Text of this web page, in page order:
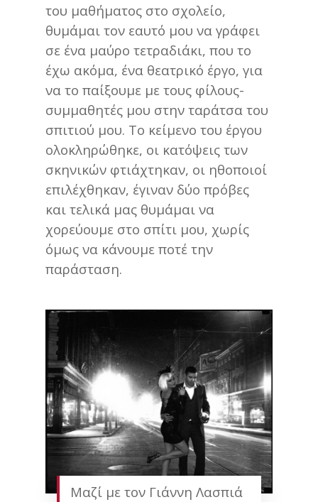
του μαθήματος στο σχολείο,
θυμάμαι τον εαυτό μου να γράφει
σε ένα μαύρο τετραδιάκι, που το
έχω ακόμα, ένα θεατρικό έργο, για
να το παίξουμε με τους φίλους-
συμμαθητές μου στην ταράτσα του
σπιτιού μου. Το κείμενο του έργου
ολοκληρώθηκε, οι κατόψεις των
σκηνικών φτιάχτηκαν, οι ηθοποιοί
επιλέχθηκαν, έγιναν δύο πρόβες
και τελικά μας θυμάμαι να
χορεύουμε στο σπίτι μου, χωρίς
όμως να κάνουμε ποτέ την
παράσταση.
Μαζί με τον Γιάννη Λασπιά